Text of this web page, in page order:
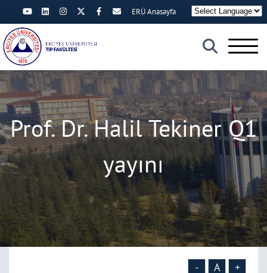
×
ERÜ Anasayfa
Prof. Dr. Halil Tekiner Q1
yayını
- A +